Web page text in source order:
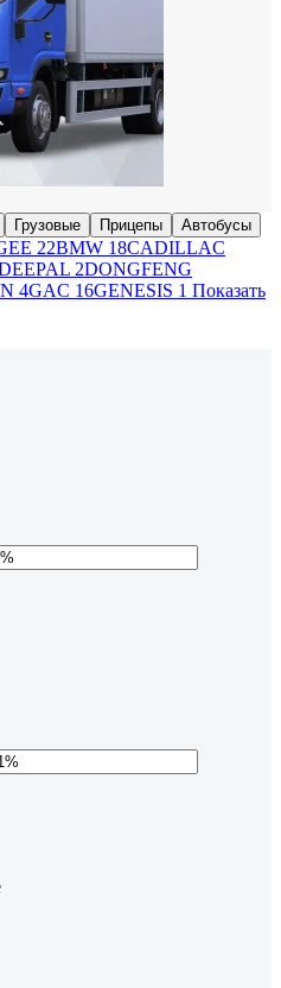
Грузовые Прицепы Автобусы
22BMW 18CADILLAC
2DONGFENG
4GAC 16GENESIS 1 Показать